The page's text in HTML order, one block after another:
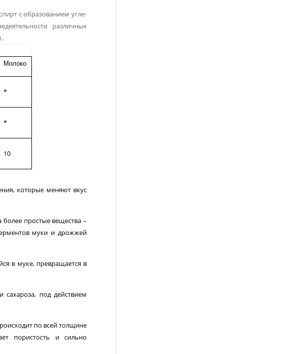
с образованием угле­
различных
Молоко
*
*
10
которые меняют вкус
простые вещества –
муки и дрожжей
в муке, превращается в
сахароза, под действием
по всей толщине
пористость и сильно